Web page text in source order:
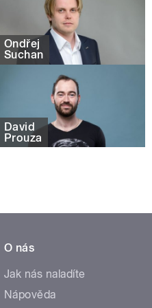
Ondřej
Suchan
David
Prouza
O nás
Jak nás naladíte
Nápověda